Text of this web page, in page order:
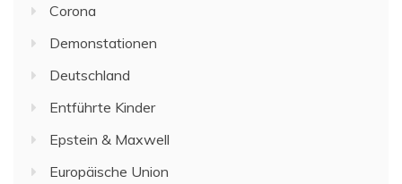
Corona
Demonstationen
Deutschland
Entführte Kinder
Epstein & Maxwell
Europäische Union